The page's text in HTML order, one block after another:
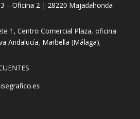
– Oficina 2 | 28220 Majadahonda
1, Centro Comercial Plaza, oficina
Andalucía, Marbella (Málaga),